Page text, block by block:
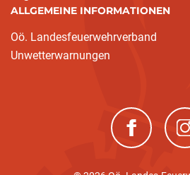
ALLGEMEINE INFORMATIONEN
Oö. Landesfeuerwehrverband
Unwetterwarnungen
(neues